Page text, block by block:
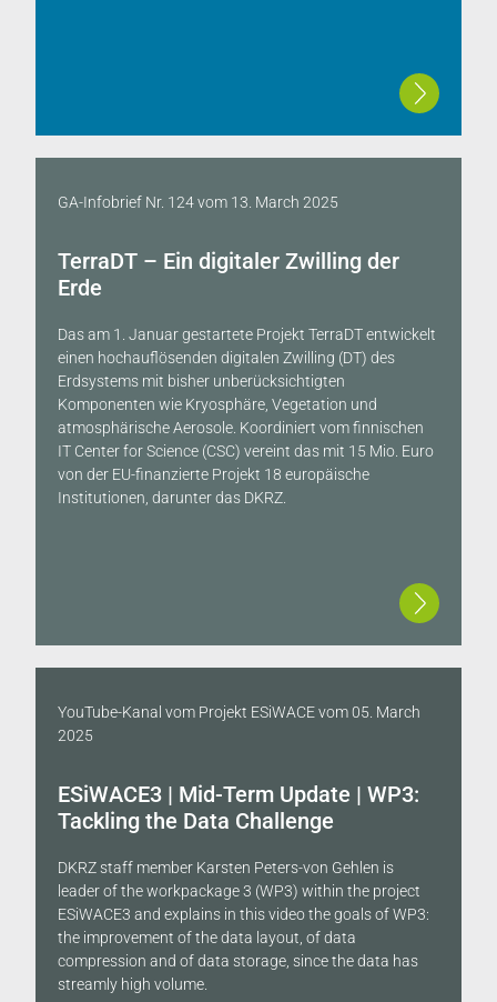
GA-Infobrief Nr. 124vom 13. March 2025
TerraDT – Ein digitaler Zwilling der
Erde
Das am 1. Januar gestartete Projekt TerraDT entwickelt
einen hochauflösenden digitalen Zwilling (DT) des
Erdsystems mit bisher unberücksichtigten
Komponenten wie Kryosphäre, Vegetation und
atmosphärische Aerosole. Koordiniert vom finnischen
IT Center for Science (CSC) vereint das mit 15 Mio. Euro
von der EU-finanzierte Projekt 18 europäische
Institutionen, darunter das DKRZ.
YouTube-Kanal vom Projekt ESiWACEvom05. March
2025
ESiWACE3 | Mid-Term Update | WP3:
Tackling the Data Challenge
DKRZ staff member Karsten Peters-von Gehlen is
leader of the workpackage 3 (WP3) within the project
ESiWACE3 and explains in this video the goals of WP3:
the improvement of the data layout, of data
compression and of data storage, since the data has
streamly high volume.